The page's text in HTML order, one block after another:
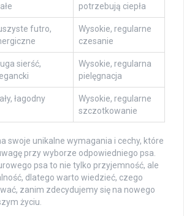
potrzebują ciepła
futro,
Wysokie, regularne
czesanie
sierść,
Wysokie, regularna
pielęgnacja
łagodny
Wysokie, regularne
szczotkowanie
swoje unikalne wymagania i cechy, które
przy wyborze odpowiedniego psa.
psa to nie tylko przyjemność, ale
dlatego warto wiedzieć, czego
zanim zdecydujemy się na nowego
życiu.